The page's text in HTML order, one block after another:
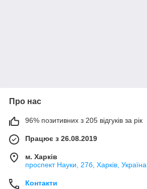
Про нас
96% позитивних з 205 відгуків за рік
Працює з 26.08.2019
м. Харків
проспект Науки, 27б, Харків, Україна
Контакти